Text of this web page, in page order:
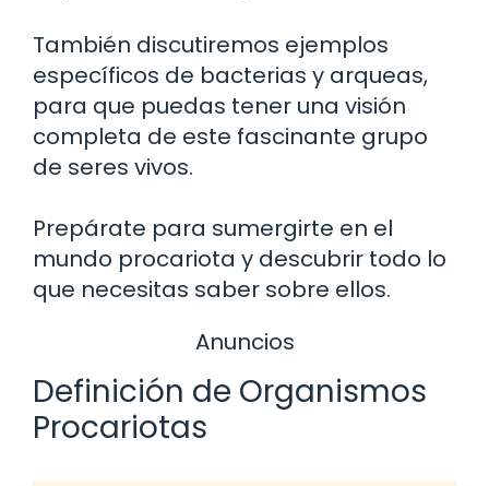
También discutiremos ejemplos
específicos de bacterias y arqueas,
para que puedas tener una visión
completa de este fascinante grupo
de seres vivos.
Prepárate para sumergirte en el
mundo procariota y descubrir todo lo
que necesitas saber sobre ellos.
Anuncios
Definición de Organismos
Procariotas